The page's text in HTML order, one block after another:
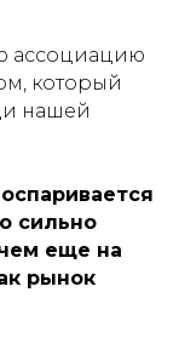
ассоциацию
который
нашей
сильно
еще на
рынок